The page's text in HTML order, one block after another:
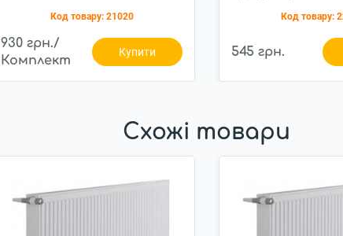
Код товару: 21020
930 грн./
Комплект
Купити
Код товару:
545 грн.
Схожі товари